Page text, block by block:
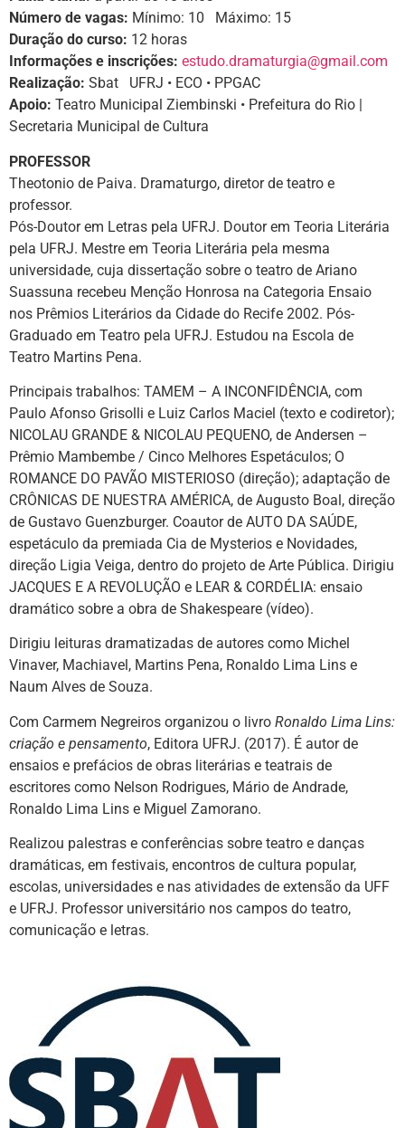
Número de vagas: Mínimo: 10 Máximo: 15
Duração do curso: 12 horas
Informações e inscrições: estudo.dramaturgia@gmail.com
Realização: Sbat UFRJ • ECO • PPGAC
Apoio: Teatro Municipal Ziembinski • Prefeitura do Rio |
Secretaria Municipal de Cultura
PROFESSOR
Theotonio de Paiva. Dramaturgo, diretor de teatro e
professor.
Pós-Doutor em Letras pela UFRJ. Doutor em Teoria Literária
pela UFRJ. Mestre em Teoria Literária pela mesma
universidade, cuja dissertação sobre o teatro de Ariano
Suassuna recebeu Menção Honrosa na Categoria Ensaio
nos Prêmios Literários da Cidade do Recife 2002. Pós-
Graduado em Teatro pela UFRJ. Estudou na Escola de
Teatro Martins Pena.
Principais trabalhos: TAMEM – A INCONFIDÊNCIA, com
Paulo Afonso Grisolli e Luiz Carlos Maciel (texto e codiretor);
NICOLAU GRANDE & NICOLAU PEQUENO, de Andersen –
Prêmio Mambembe / Cinco Melhores Espetáculos; O
ROMANCE DO PAVÃO MISTERIOSO (direção); adaptação de
CRÔNICAS DE NUESTRA AMÉRICA, de Augusto Boal, direção
de Gustavo Guenzburger. Coautor de AUTO DA SAÚDE,
espetáculo da premiada Cia de Mysterios e Novidades,
direção Ligia Veiga, dentro do projeto de Arte Pública. Dirigiu
JACQUES E A REVOLUÇÃO e LEAR & CORDÉLIA: ensaio
dramático sobre a obra de Shakespeare (vídeo).
Dirigiu leituras dramatizadas de autores como Michel
Vinaver, Machiavel, Martins Pena, Ronaldo Lima Lins e
Naum Alves de Souza.
Com Carmem Negreiros organizou o livro Ronaldo Lima Lins:
criação e pensamento, Editora UFRJ. (2017). É autor de
ensaios e prefácios de obras literárias e teatrais de
escritores como Nelson Rodrigues, Mário de Andrade,
Ronaldo Lima Lins e Miguel Zamorano.
Realizou palestras e conferências sobre teatro e danças
dramáticas, em festivais, encontros de cultura popular,
escolas, universidades e nas atividades de extensão da UFF
e UFRJ. Professor universitário nos campos do teatro,
comunicação e letras.